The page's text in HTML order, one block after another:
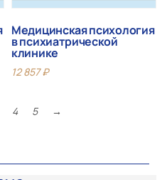
Медицинская психология
в психиатрической
клинике
12 857₽
4 5 →